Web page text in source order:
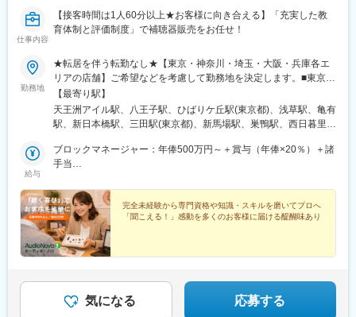
仕事内容
【接客時間は1人60分以上★お客様に向き合える】「充実した教
育体制と評価制度」で補聴器販売をお任せ！
勤務地
★転居を伴う転勤なし★【東京・神奈川・埼玉・大阪・兵庫各エ
リアの店舗】ご希望などを考慮して勤務地を決定します。■東京エ
リア神田店／三田店／浅草店／北品川店／中目黒店／下高井戸店
／荻窪店／練馬店／立川高島屋S.C.店／武蔵野店／東府中店／聖
蹟桜ヶ丘店／浜田山店／多摩センター店／昭島店／巣鴨店／亀有
店／藤沢店／辻堂店／平塚店／小田原店／たまプラーザ店／海老
名店■埼玉エリア大宮店／新越谷店■大阪エリア天王寺店／都島店
明石店／大久保店【アクセスについて】各店舗へのアクセスは、
以下URLをご参照ください。https://www.audionova.co.jp/shoplist/
【本社】〒140-0002東京都品川区東品川2-5-8 天王洲パークサイ
ドビル11Fりんかい線／東京モノレール「天王洲アイル駅」より徒
歩1分
【最寄り駅】
天王洲アイル駅、八王子駅、ひばりケ丘駅(東京都)、浅草駅、亀有
駅、新日本橋駅、三田駅(東京都)、新馬場駅、巣鴨駅、西日暮里駅
駅、武蔵境駅、東府中駅、聖蹟桜ケ丘駅、小田急多摩センター
駅、立川北駅、昭島駅、横浜駅、たまプラーザ駅、上大岡駅、戸
塚駅、緑町駅、大宮駅(埼玉県)、新越谷駅、蒲生四丁目駅、古川橋
駅、都島駅、天王寺駅、塚口駅(阪急線)、西宮駅(ＪＲ線)、六甲道
駅、明石駅、大久保駅(兵庫県)、香春口三萩野駅、八幡駅(福岡
県)、藤崎駅(福岡県)、大橋駅(福岡県)、大牟田駅、通町筋駅、中津
駅(大分県)、大分駅、市役所前駅(鹿児島県)、京王八王子駅、浅草
駅、西日暮里駅、代官山駅、桜台駅(東京都)、西永福駅、松原駅
(東京都)、多磨霊園駅、京王多摩センター駅、立川駅、神奈川駅、
海老名駅(相鉄・小田急)、小田原駅、南越谷駅、野江駅、門真市
給与
ブロックマネージャー：年俸500万円～＋賞与（年俸×20％）＋諸
手当
完全未経験から専門資格や知識・スキルを磨いてプロへ
「聞こえる！」感動を多くのお客様に届ける醍醐味あり
気になる 応募する